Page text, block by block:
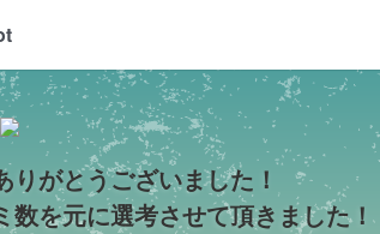
ツ
がとうございました！
を元に選考させて頂きました！